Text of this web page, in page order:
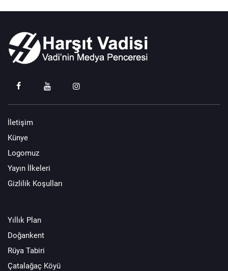
İletişim
Künye
Logomuz
Yayın İlkeleri
Gizlilik Koşulları
Yıllık Plan
Doğankent
Rüya Tabiri
Çatalağaç Köyü